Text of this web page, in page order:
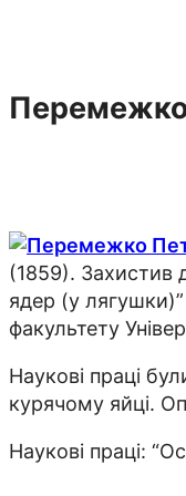
(1859). Захистив
ядер (у лягушки)”
факультету
Наукові праці
курячому яйці.
Наукові праці: